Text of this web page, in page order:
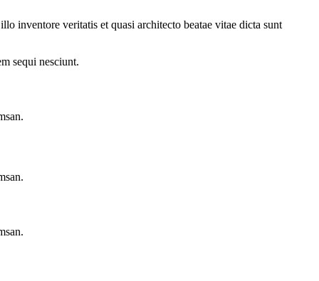
inventore veritatis et quasi architecto beatae vitae dicta sunt
sequi nesciunt.